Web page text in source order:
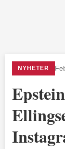
NYHETER